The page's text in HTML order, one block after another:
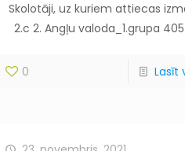
Skolotāji, uz kuriem attiecas
2.c 2. Angļu valoda_1.grupa 405.
0 Lasīt